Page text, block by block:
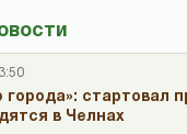
города»: стартовал
в Челнах